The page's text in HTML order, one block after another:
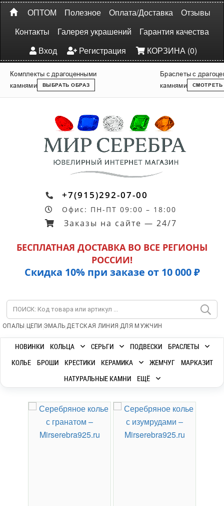
ОПТОМ Полезное Оплата/Доставка
Отзывы
Контакты
Галерея украшений
Гарантия качества
Вход
Регистрация КОРЗИНА (0)
Комплекты с драгоценными
камнями
ВЫБРАТЬ ОБРАЗ
Браслеты с
камнями
СМОТРЕТЬ
+7(915)292-07-00
Офис: ПН-ПТ 09:00 – 18:00
Заказы на сайте — 24/7
БЕСПЛАТНАЯ ДОСТАВКА ВО ВСЕ РЕГИОНЫ
РОССИИ!
Скидка 10% при заказе от 10 000 ₽
ОПАЛЫ | ЦЕПИ |ЭМАЛЬ|ДЕТСКАЯ ЛИНИЯ |ДЛЯ МУЖЧИН
НОВИНКИ КОЛЬЦА СЕРЬГИ ПОДВЕСКИ
БРАСЛЕТЫ
КОЛЬЕ
БРОШИ КРЕСТИКИ КЕРАМИКА ЖЕМЧУГ
МАРКАЗИТ
НАТУРАЛЬНЫЕ КАМНИ
ЕЩЁ